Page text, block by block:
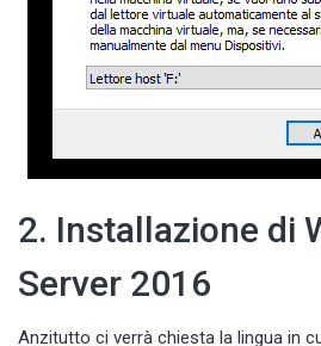
2. Installazione di
Server 2016
Anzitutto ci verrà chiesta la lingua in